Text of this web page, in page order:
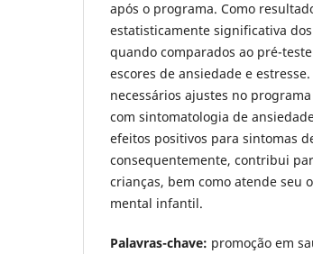
após o programa. Como
estatisticamente significativa
quando comparados ao pré-
escores de ansiedade e
necessários ajustes no
com sintomatologia de
efeitos positivos para sintomas
consequentemente, contribui
crianças, bem como atende seu
mental infantil.
Palavras-chave: promoção em